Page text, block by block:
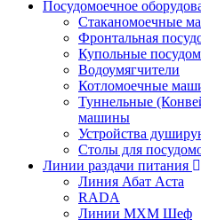
Посудомоечное
Стаканомоечные
Фронтальная
Купольные
Водоумягчители
Котломоечные
Туннельные
машины
Устройства
Столы для
Линии раздачи питания
Линия Абат Аста
RADA
Линии МХМ Шеф